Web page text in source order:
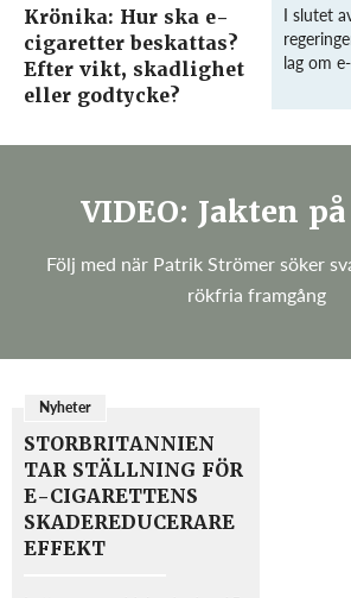
Krönika: Hur ska e-
cigaretter beskattas?
Efter vikt, skadlighet
eller godtycke?
I slutet
lag om
kommer
VIDEO: Jakten
Följ med när Patrik Strömer söker
rökfria framgång
Nyheter
STORBRITANNIEN
TAR STÄLLNING FÖR
E-CIGARETTENS
SKADEREDUCERARE
EFFEKT